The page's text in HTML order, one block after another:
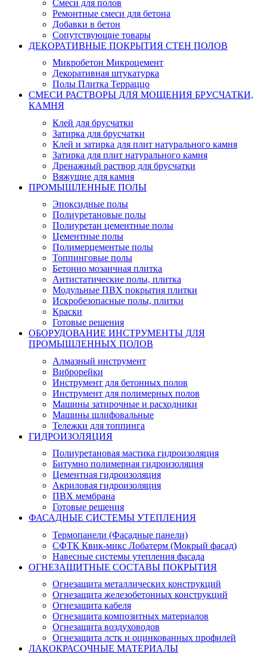
Смеси для полов
Ремонтные смеси для бетона
Добавки в бетон
Сопутствующие товары
ДЕКОРАТИВНЫЕ ПОКРЫТИЯ СТЕН ПОЛОВ
Микробетон Микроцемент
Декоративная штукатурка
Полы Плитка Терраццо
СМЕСИ РАСТВОРЫ ДЛЯ МОЩЕНИЯ БРУСЧАТКИ,
КАМНЯ
Клей для брусчатки
Затирка для брусчатки
Клей и затирка для плит натурального камня
Затирка для плит натурального камня
Дренажный раствор для брусчатки
Вяжущие для камня
ПРОМЫШЛЕННЫЕ ПОЛЫ
Эпоксидные полы
Полиуретановые полы
Полиуретан цементные полы
Цементные полы
Полимерцементые полы
Топпинговые полы
Бетонно мозаичная плитка
Антистатические полы, плитка
Модульные ПВХ покрытия плитки
Искробезопасные полы, плитки
Краски
Готовые решения
ОБОРУДОВАНИЕ ИНСТРУМЕНТЫ ДЛЯ
ПРОМЫШЛЕННЫХ ПОЛОВ
Алмазный инструмент
Виброрейки
Инструмент для бетонных полов
Инструмент для полимерных полов
Машины затирочные и расходники
Машины шлифовальные
Тележки для топпинга
ГИДРОИЗОЛЯЦИЯ
Полиуретановая мастика гидроизоляция
Битумно полимерная гидроизоляция
Цементная гидроизоляция
Акриловая гидроизоляция
ПВХ мембрана
Готовые решения
ФАСАДНЫЕ СИСТЕМЫ УТЕПЛЕНИЯ
Термопанели (Фасадные панели)
СФТК Квик-микс Лобатерм (Мокрый фасад)
Навесные системы утепления фасада
ОГНЕЗАЩИТНЫЕ СОСТАВЫ ПОКРЫТИЯ
Огнезащита металлических конструкций
Огнезащита железобетонных конструкций
Огнезащита кабеля
Огнезащита композитных материалов
Огнезащита воздуховодов
Огнезащита лстк и оцинкованных профилей
ЛАКОКРАСОЧНЫЕ МАТЕРИАЛЫ